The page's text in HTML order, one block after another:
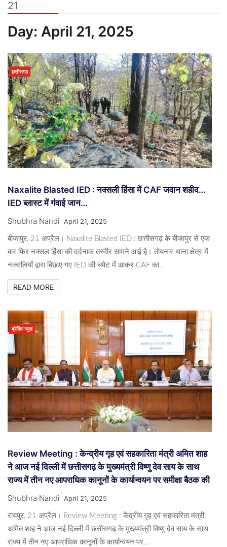
21
Day: April 21, 2025
छत्तीसगढ
Naxalite Blasted IED : नक्सली हिंसा में CAF जवान शहीद…
IED ब्लास्ट में गंवाई जान…
Shubhra Nandi April 21, 2025
बीजापुर, 21 अप्रैल। Naxalite Blasted IED : छत्तीसगढ़ के बीजापुर से एक
बार फिर नक्सल हिंसा की दर्दनाक तस्वीर सामने आई है। तोयनार थाना क्षेत्र में
नक्सलियों द्वारा बिछाए गए IED की चपेट में आकर CAF का…
READ MORE
ब्रेकिंग न्यूज़
Review Meeting : केन्द्रीय गृह एवं सहकारिता मंत्री अमित शाह
ने आज नई दिल्ली में छत्तीसगढ़ के मुख्यमंत्री विष्णु देव साय के साथ
राज्य में तीन नए आपराधिक कानूनों के कार्यान्वयन पर समीक्षा बैठक की
Shubhra Nandi April 21, 2025
रायपुर, 21 अप्रैल। Review Meeting : केंद्रीय गृह एवं सहकारिता मंत्री
अमित शाह ने आज नई दिल्ली में छत्तीसगढ़ के मुख्यमंत्री विष्णु देव साय के साथ
राज्य में तीन नए आपराधिक कानूनों के कार्यान्वयन पर…